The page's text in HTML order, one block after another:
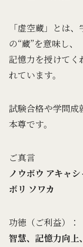
「虚空蔵」とは
の“蔵”を意味し、
記憶力を授けてく
れています。
試験合格や学問成
本尊です。
ご真言
ノウボウ アキャ
ボリ ソワカ
功徳（ご利益）：
智慧、記憶力向上